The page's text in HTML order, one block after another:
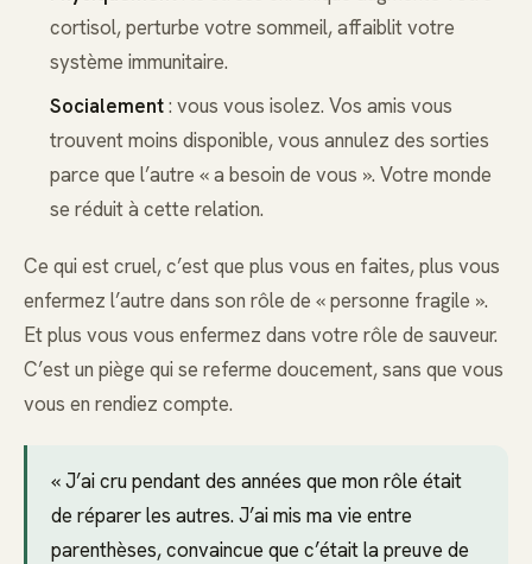
cortisol, perturbe votre sommeil, affaiblit votre
système immunitaire.
Socialement: vous vous isolez. Vos amis vous
trouvent moins disponible, vous annulez des sorties
parce que l’autre « a besoin de vous ». Votre monde
se réduit à cette relation.
Ce qui est cruel, c’est que plus vous en faites, plus vous
enfermez l’autre dans son rôle de « personne fragile ».
Et plus vous vous enfermez dans votre rôle de sauveur.
C’est un piège qui se referme doucement, sans que vous
vous en rendiez compte.
« J’ai cru pendant des années que mon rôle était
de réparer les autres. J’ai mis ma vie entre
parenthèses, convaincue que c’était la preuve de